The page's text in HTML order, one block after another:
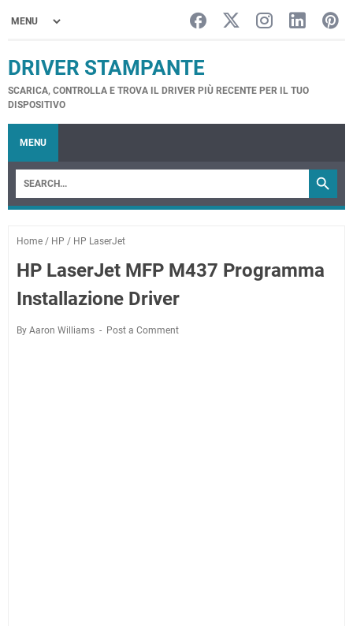
DRIVER STAMPANTE
SCARICA, CONTROLLA E TROVA IL DRIVER PIÙ RECENTE PER IL TUO
DISPOSITIVO
MENU
Home / HP / HP LaserJet
HP LaserJet MFP M437 Programma
Installazione Driver
By Aaron Williams Post a Comment